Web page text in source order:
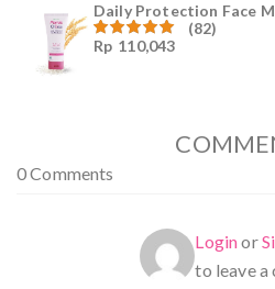
Daily Protection Face
Dinilai
(82)
Rp 110,043
0 Comments
Loginor
to leave a